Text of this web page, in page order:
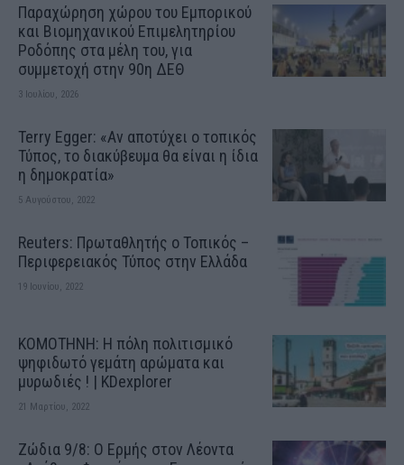
Παραχώρηση χώρου του Εμπορικού
και Βιομηχανικού Επιμελητηρίου
Ροδόπης στα μέλη του, για
συμμετοχή στην 90η ΔΕΘ
3 Ιουλίου, 2026
Terry Egger: «Αν αποτύχει ο τοπικός
Τύπος, το διακύβευμα θα είναι η ίδια
η δημοκρατία»
5 Αυγούστου, 2022
Reuters: Πρωταθλητής ο Τοπικός –
Περιφερειακός Τύπος στην Ελλάδα
19 Ιουνίου, 2022
ΚΟΜΟΤΗΝΗ: H πόλη πολιτισμικό
ψηφιδωτό γεμάτη αρώματα και
μυρωδιές ! | KDexplorer
21 Μαρτίου, 2022
Ζώδια 9/8: Ο Ερμής στον Λέοντα